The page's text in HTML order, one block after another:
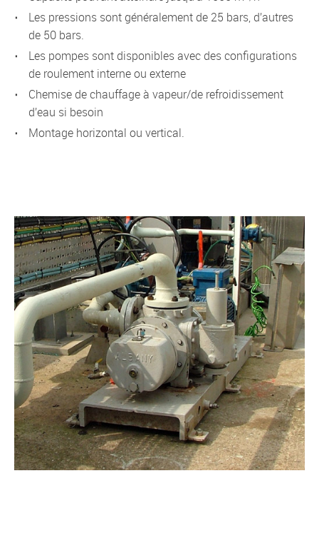
les pressions sont généralement de 25 bars, d’autres
de 50 bars.
Les pompes sont disponibles avec des configurations
de roulement interne ou externe
chemise de chauffage à vapeur/de refroidissement
d’eau si besoin
montage horizontal ou vertical.